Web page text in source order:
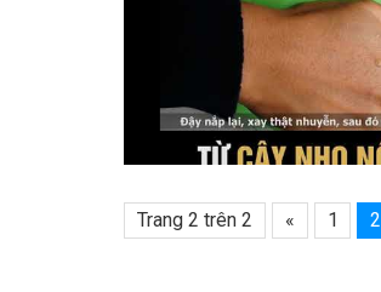
Trang 2 trên 2 « 1 2